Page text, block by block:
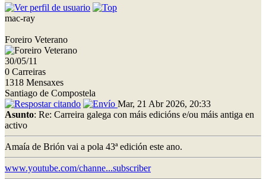
mac-ray
Foreiro Veterano
30/05/11
0 Carreiras
1318 Mensaxes
Santiago de Compostela
Mar, 21 Abr 2026, 20:33
Asunto: Re: Carreira galega con máis edicións e/ou máis antiga en
activo
Amaía de Brión vai a pola 43ª edición este ano.
www.youtube.com/channe...subscriber